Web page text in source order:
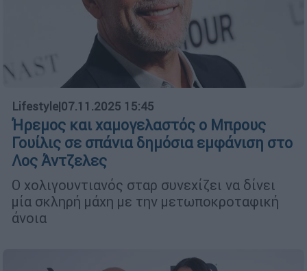
Lifestyle|07.11.2025 15:45
Ήρεμος και χαμογελαστός ο Μπρους
Γουίλις σε σπάνια δημόσια εμφάνιση στο
Λος Άντζελες
Ο χολιγουντιανός σταρ συνεχίζει να δίνει
μία σκληρή μάχη με την μετωποκροταφική
άνοια